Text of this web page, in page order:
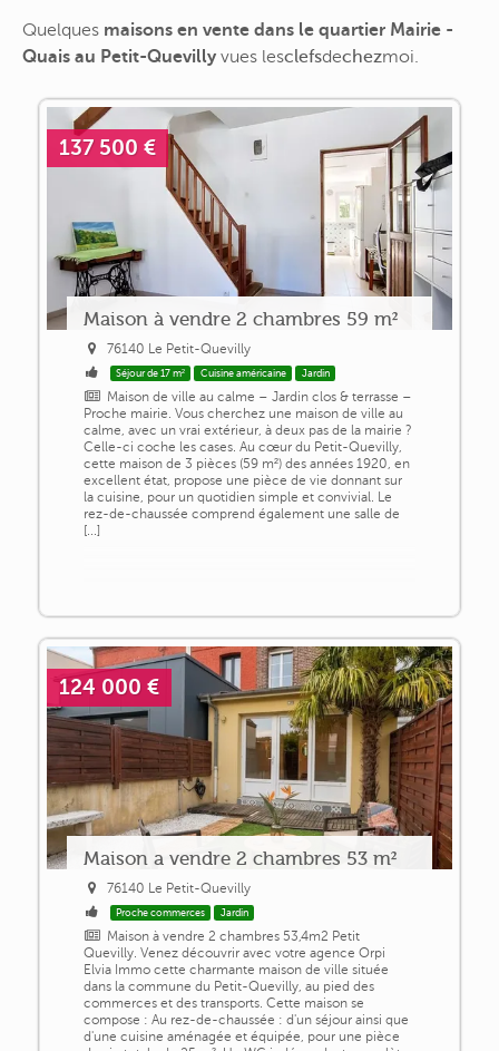
Quelques maisons en vente dans le quartier Mairie -
Quais au Petit-Quevilly vues lesclefsdechezmoi.
137 500 €
Maison à vendre 2 chambres 59 m²
76140 Le Petit-Quevilly
Séjour de 17 m² Cuisine américaine Jardin
Maison de ville au calme – Jardin clos & terrasse –
Proche mairie. Vous cherchez une maison de ville au
calme, avec un vrai extérieur, à deux pas de la mairie ?
Celle-ci coche les cases. Au cœur du Petit-Quevilly,
cette maison de 3 pièces (59 m²) des années 1920, en
excellent état, propose une pièce de vie donnant sur
la cuisine, pour un quotidien simple et convivial. Le
rez-de-chaussée comprend également une salle de
[...]
124 000 €
Maison a vendre 2 chambres 53 m²
76140 Le Petit-Quevilly
Proche commerces Jardin
Maison à vendre 2 chambres 53,4m2 Petit
Quevilly. Venez découvrir avec votre agence Orpi
Elvia Immo cette charmante maison de ville située
dans la commune du Petit-Quevilly, au pied des
commerces et des transports. Cette maison se
compose : Au rez-de-chaussée : d'un séjour ainsi que
d'une cuisine aménagée et équipée, pour une pièce